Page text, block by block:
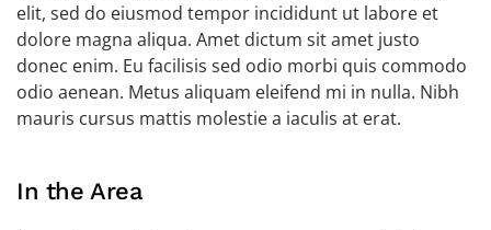
elit, sed do eiusmod tempor incididunt ut labore et
dolore magna aliqua. Amet dictum sit amet justo
donec enim. Eu facilisis sed odio morbi quis commodo
odio aenean. Metus aliquam eleifend mi in nulla. Nibh
mauris cursus mattis molestie a iaculis at erat.
In the Area